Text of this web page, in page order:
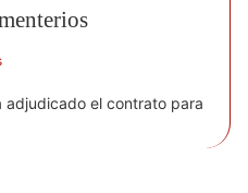
adjudicado el contrato para